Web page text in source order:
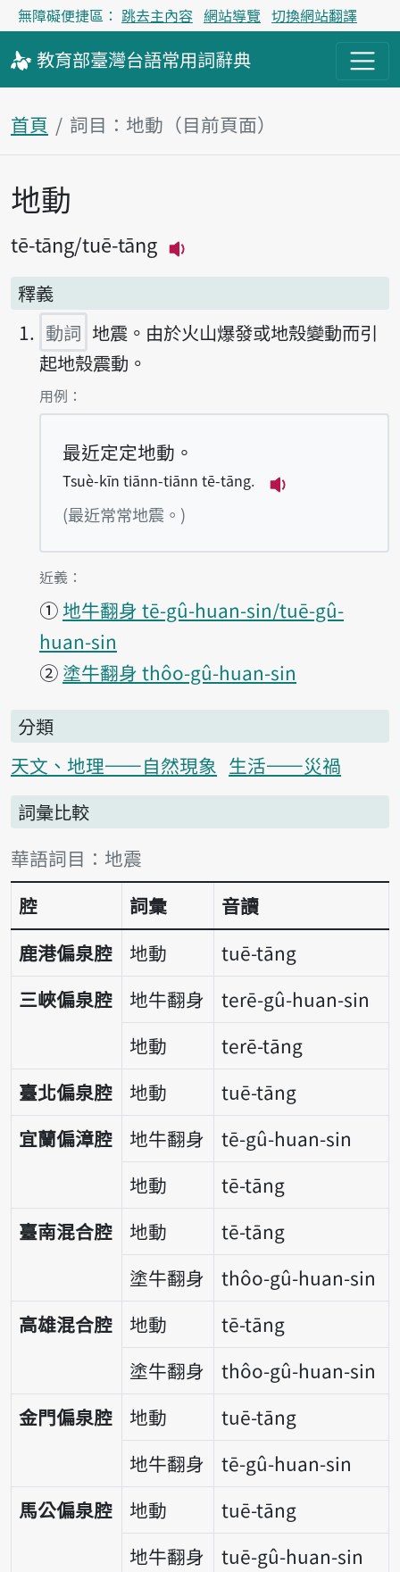
無障礙便捷區： 跳去主內容 網站導覽 切換網站翻譯
教育部臺灣台語常用詞辭典
首頁 詞目：地動（目前頁面）
主內容區塊
地動
tē-tāng tuē-tāng
釋義
動詞 地震。由於火山爆發或地殼變動而引
起地殼震動。
第1項釋義的
用例：
最近定定地動。
Tsuè-kīn tiānn-tiānn tē-tāng.
(最近常常地震。)
第1項釋義的
近義：
① 地牛翻身 tē-gû-huan-sin/tuē-gû-
huan-sin
② 塗牛翻身 thôo-gû-huan-sin
分類
天文、地理——自然現象 生活——災禍
詞彙比較
詞彙比較表
華語詞目：地震
腔
詞彙
音讀
鹿港偏泉腔
地動
tuē-tāng
三峽偏泉腔
地牛翻身
terē-gû-huan-sin
地動
terē-tāng
臺北偏泉腔
地動
tuē-tāng
宜蘭偏漳腔
地牛翻身
tē-gû-huan-sin
地動
tē-tāng
臺南混合腔
地動
tē-tāng
塗牛翻身
thôo-gû-huan-sin
高雄混合腔
地動
tē-tāng
塗牛翻身
thôo-gû-huan-sin
金門偏泉腔
地動
tuē-tāng
地牛翻身
tē-gû-huan-sin
馬公偏泉腔
地動
tuē-tāng
地牛翻身
tuē-gû-huan-sin